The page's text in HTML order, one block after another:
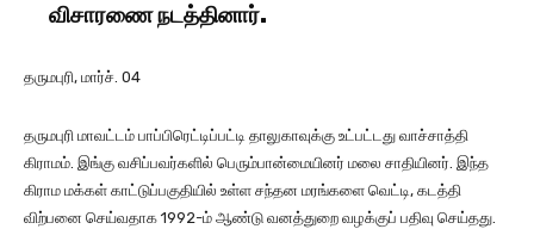
விசாரணை நடத்தினார்.
தருமபுரி, மார்ச். 04
தருமபுரி மாவட்டம் பாப்பிரெட்டிப்பட்டி தாலுகாவுக்கு உட்பட்டது வாச்சாத்தி
கிராமம். இங்கு வசிப்பவர்களில் பெரும்பான்மையினர் மலை சாதியினர். இந்த
கிராம மக்கள் காட்டுப்பகுதியில் உள்ள சந்தன மரங்களை வெட்டி, கடத்தி
விற்பனை செய்வதாக 1992-ம் ஆண்டு வனத்துறை வழக்குப் பதிவு செய்தது.